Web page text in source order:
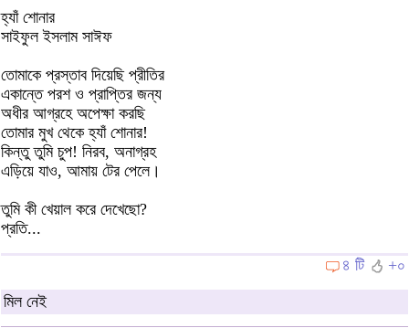
হ্যাঁ শোনার
সাইফুল ইসলাম সাঈফ
তোমাকে প্রস্তাব দিয়েছি প্রীতির
একান্তে পরশ ও প্রাপ্তির জন্য
অধীর আগ্রহে অপেক্ষা করছি
তোমার মুখ থেকে হ্যাঁ শোনার!
কিন্তু তুমি চুপ! নিরব, অনাগ্রহ
এড়িয়ে যাও, আমায় টের পেলে।
তুমি কী খেয়াল করে দেখেছো?
প্রতি...
৪ টি
+০
মিল নেই